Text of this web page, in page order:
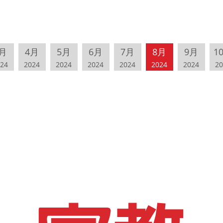
4月
2024
5月
2024
6月
2024
7月
2024
8月
2024
9月
2024